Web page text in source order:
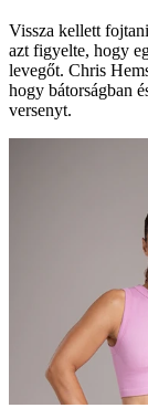
Vissza kellett
azt figyelte, hogy
levegőt. Chris
hogy bátorságban
versenyt.